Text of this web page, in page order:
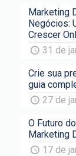
Marketing
Negócios:
Crescer
31 de
Crie sua
guia
27 de
O Futuro
Marketing
17 de